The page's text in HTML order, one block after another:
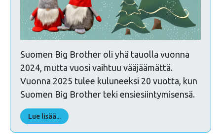
Suomen Big Brother oli yhä tauolla vuonna
2024, mutta vuosi vaihtuu vääjäämättä.
Vuonna 2025 tulee kuluneeksi 20 vuotta, kun
Suomen Big Brother teki ensiesiintymisensä.
Lue lisää...